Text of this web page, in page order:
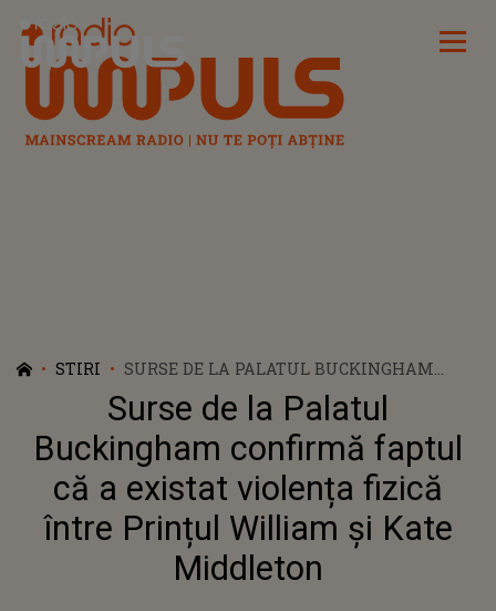
Radio Impuls
STIRI
SURSE DE LA PALATUL BUCKINGHAM
CONFIRMĂ FAPTUL CĂ A EXISTAT
VIOLENȚA FIZICĂ ÎNTRE PRINȚUL
WILLIAM ȘI KATE MIDDLETON
Surse de la Palatul
Buckingham confirmă faptul
că a existat violența fizică
între Prințul William și Kate
Middleton